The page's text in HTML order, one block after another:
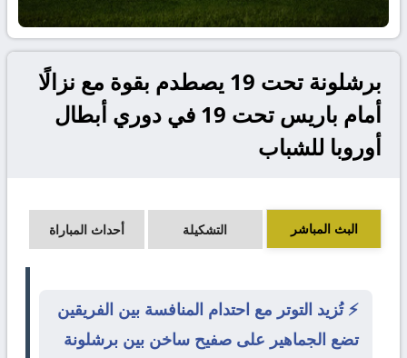
برشلونة تحت 19 يصطدم بقوة مع نزالًا
أمام باريس تحت 19 في دوري أبطال
أوروبا للشباب
البث المباشر التشكيلة أحداث المباراة
⚡ تُزيد التوتر مع احتدام المنافسة بين الفريقين
تضع الجماهير على صفيح ساخن بين برشلونة